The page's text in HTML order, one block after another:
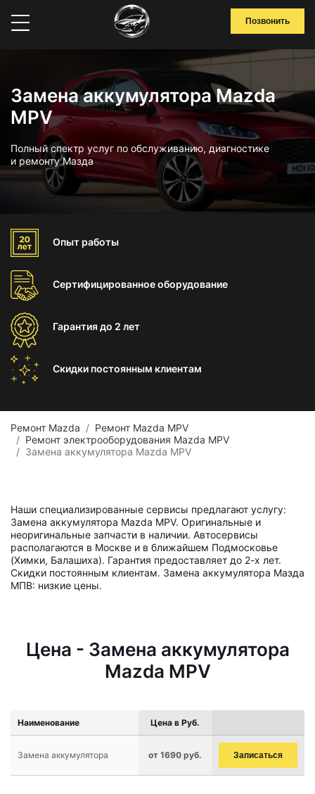
Позвонить
Замена аккумулятора Mazda
MPV
Полный спектр услуг по обслуживанию, диагностике
и ремонту Мазда
Опыт работы
Сертифицированноеоборудование
Гарантиядо 2 лет
Скидки постоянным клиентам
Ремонт Mazda
Ремонт Mazda MPV
Ремонт электрооборудования Mazda MPV
Замена аккумулятора Mazda MPV
Наши специализированные сервисы предлагают услугу:
Замена аккумулятора Mazda MPV. Оригинальные и
неоригинальные запчасти в наличии. Автосервисы
располагаются в Москве и в ближайшем Подмосковье
(Химки, Балашиха). Гарантия предоставляет до 2-х лет.
Скидки постоянным клиентам. Замена аккумулятора Мазда
МПВ: низкие цены.
Цена - Замена аккумулятора
Mazda MPV
Наименование Цена в Руб.
Замена аккумулятора от 1690 руб. Записаться